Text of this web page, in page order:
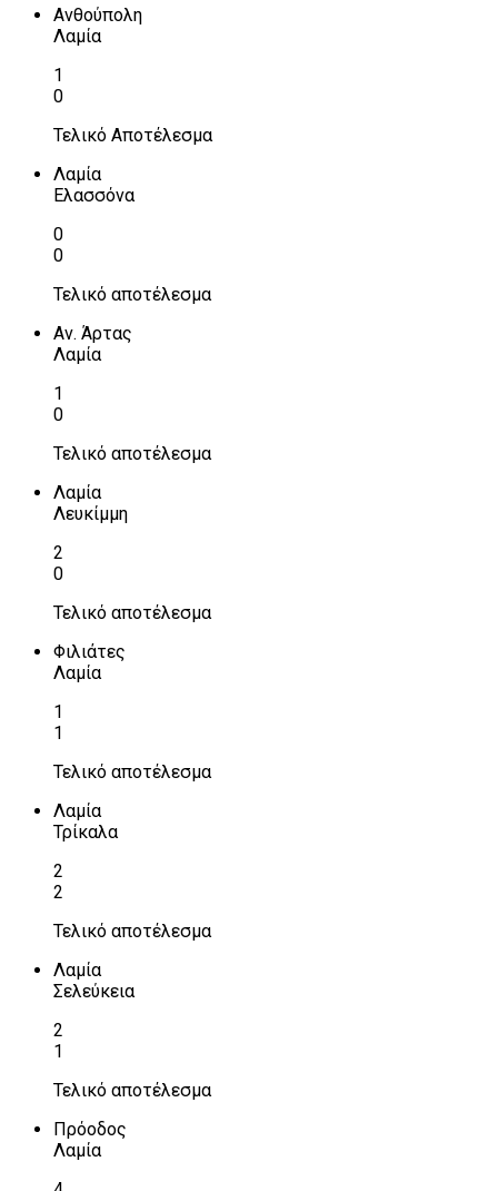
Ανθούπολη
Λαμία
1
0
Τελικό Αποτέλεσμα
Λαμία
Ελασσόνα
0
0
Τελικό αποτέλεσμα
Αν. Άρτας
Λαμία
1
0
Τελικό αποτέλεσμα
Λαμία
Λευκίμμη
2
0
Τελικό αποτέλεσμα
Φιλιάτες
Λαμία
1
1
Τελικό αποτέλεσμα
Λαμία
Τρίκαλα
2
2
Τελικό αποτέλεσμα
Λαμία
Σελεύκεια
2
1
Τελικό αποτέλεσμα
Πρόοδος
Λαμία